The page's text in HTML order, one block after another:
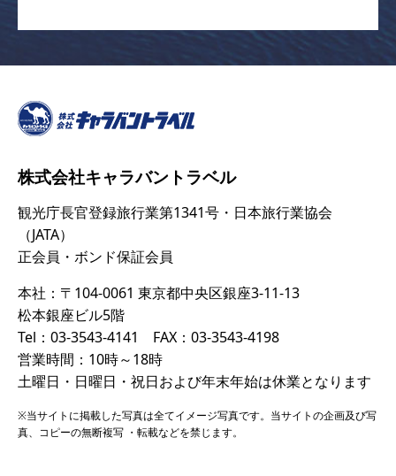
株式会社キャラバントラベル
観光庁長官登録旅行業第1341号・日本旅行業協会
（JATA）
正会員・ボンド保証会員
本社：〒104-0061 東京都中央区銀座3-11-13
松本銀座ビル5階
Tel：03-3543-4141 FAX：03-3543-4198
営業時間：10時～18時
土曜日・日曜日・祝日および年末年始は休業となります
※当サイトに掲載した写真は全てイメージ写真です。当サイトの企画及び写
真、コピーの無断複写 ・転載などを禁じます。